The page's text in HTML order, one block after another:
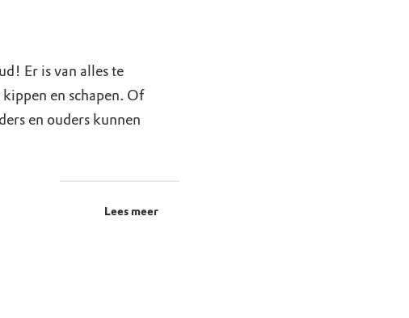
Er is van alles te
en schapen. Of
en ouders kunnen
Lees meer